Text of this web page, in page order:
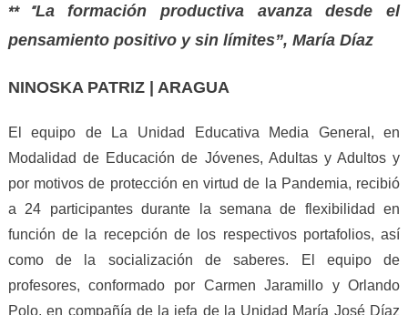
** “La formación productiva avanza desde el
pensamiento positivo y sin límites”, María Díaz
NINOSKA PATRIZ | ARAGUA
El equipo de La Unidad Educativa Media General, en
Modalidad de Educación de Jóvenes, Adultas y Adultos y
por motivos de protección en virtud de la Pandemia, recibió
a 24 participantes durante la semana de flexibilidad en
función de la recepción de los respectivos portafolios, así
como de la socialización de saberes. El equipo de
profesores, conformado por Carmen Jaramillo y Orlando
Polo, en compañía de la jefa de la Unidad María José Díaz